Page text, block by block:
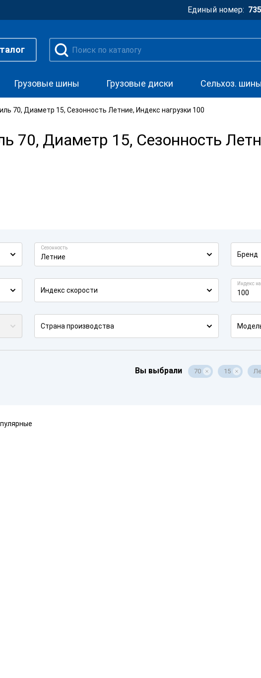
Единый номер:
Грузовые шины Грузовые диски Сельхоз. шины
70, Диаметр 15, Сезонность Летние, Индекс нагрузки 100
70, Диаметр 15, Сезонность
Сезонность
Летние Бренд
Индекс скорости
Индекс
100
Страна производства
Вы выбрали 70 15